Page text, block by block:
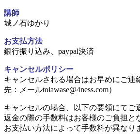
講師
城ノ石ゆかり
お支払方法
銀行振り込み、paypal決済
キャンセルポリシー
キャンセルされる場合はお早めにご連
先：メールtoiawase@4ness.com）
キャンセルの場合、以下の要領にてご
返金の際の手数料はお客様のご負担と
お支払い方法によって手数料が異なり